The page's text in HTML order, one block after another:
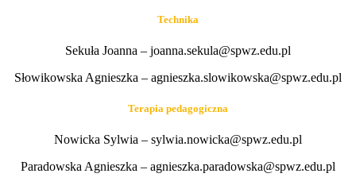
Technika
Sekuła Joanna – joanna.sekula@spwz.edu.pl
Słowikowska Agnieszka – agnieszka.slowikowska@spwz.edu.pl
Terapia pedagogiczna
Nowicka Sylwia – sylwia.nowicka@spwz.edu.pl
Paradowska Agnieszka – agnieszka.paradowska@spwz.edu.pl